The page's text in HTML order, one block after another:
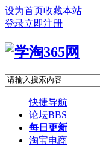
设为首页收藏本站
登录立即注册
快捷导航
论坛BBS
每日更新
淘宝电商